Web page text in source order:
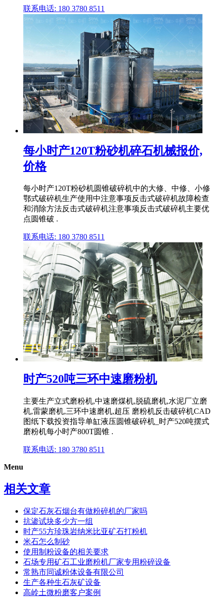
联系电话: 180 3780 8511
每小时产120T粉砂机碎石机械报价,
价格
每小时产120T粉砂机圆锥破碎机中的大修、中修、小修
鄂式破碎机生产使用中注意事项反击式破碎机故障检查
和消除方法反击式破碎机注意事项反击式破碎机主要优
点圆锥破 .
联系电话: 180 3780 8511
时产520吨三环中速磨粉机
主要生产立式磨粉机,中速磨煤机,脱硫磨机,水泥厂立磨
机,雷蒙磨机,三环中速磨机,超压 磨粉机反击破碎机CAD
图纸下载投资指导单缸液压圆锥破碎机_时产520吨摆式
磨粉机每小时产800T圆锥 .
联系电话: 180 3780 8511
Menu
相关文章
保定石灰石烟台有做粉碎机的厂家吗
抗渗试块多少方一组
时产55方珍珠岩纳米比亚矿石打粉机
米石怎么制砂
使用制粉设备的相关要求
石场专用矿石工业磨粉机厂家专用粉碎设备
常熟市同诚粉体设备有限公司
生产各种生石灰矿设备
高岭土微粉磨客户案例